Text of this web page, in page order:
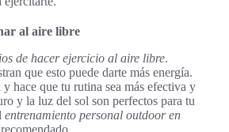
al aire libre
de hacer ejercicio al aire libre.
que esto puede darte más energía.
hace que tu rutina sea más efectiva y
y la luz del sol son perfectos para tu
entrenamiento personal outdoor en